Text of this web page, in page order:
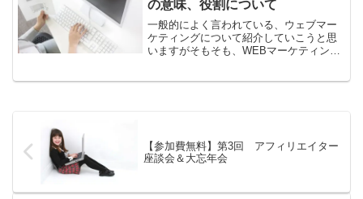
の意味、役割について
一般的によく言われている、ウェブマー
ケティングについて紹介していこうと思
いますがそもそも、WEBマーケティング
【参加費無料】第3回 アフィリエイター
座談会＆大忘年会